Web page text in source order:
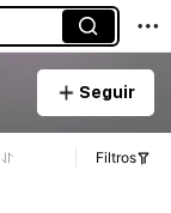
Seguir
Filtros